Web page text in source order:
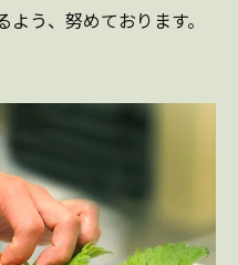
う、努めております。